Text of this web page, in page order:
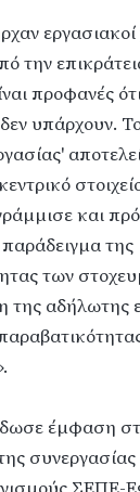
την
προφανές
υπάρχουν.
και
της
των
της αδήλωτης
έμφαση